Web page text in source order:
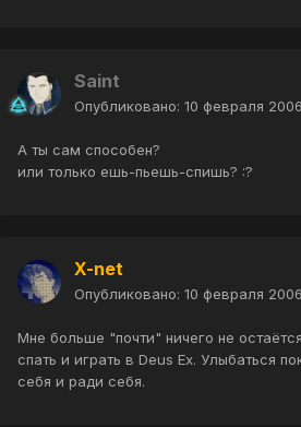
Saint
Опубликовано: 10 февраля 2006
А ты сам способен?
или только ешь-пьешь-спишь? :?
X-net
Опубликовано: 10 февраля 2006
Мне больше "почти" ничего не
спать и играть в Deus Ex. Улыбаться
себя и ради себя.